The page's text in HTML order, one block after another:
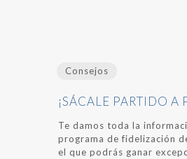
Consejos
¡SÁCALE PARTIDO
Te damos toda la
programa de fidelización
el que podrás ganar